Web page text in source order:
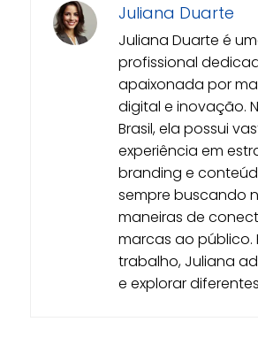
Juliana Duarte
Juliana Duarte é
profissional
apaixonada por
digital e inovação.
Brasil, ela possui
experiência em
branding e
sempre buscando
maneiras de
marcas ao público.
trabalho, Juliana
e explorar